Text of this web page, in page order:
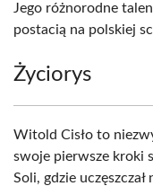
Jego różnorodne
postacią na polskiej
Życiorys
Witold Cisło to
swoje pierwsze kroki
Soli, gdzie